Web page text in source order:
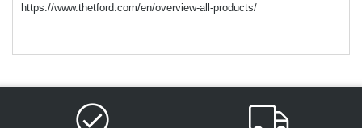
https://www.thetford.com/en/overview-all-products/